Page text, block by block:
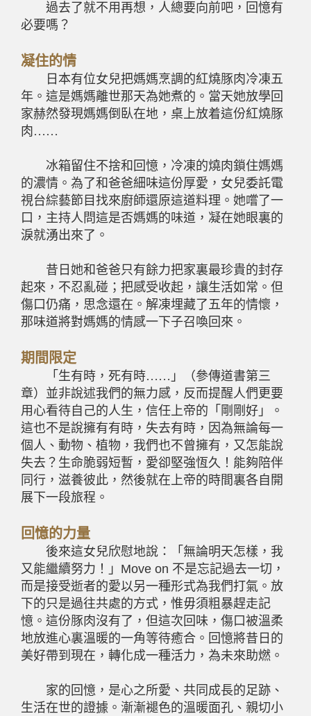
過去了就不用再想，人總要向前吧，回憶有
必要嗎？
凝住的情
日本有位女兒把媽媽烹調的紅燒豚肉冷凍五
年。這是媽媽離世那天為她煮的。當天她放學回
家赫然發現媽媽倒臥在地，桌上放着這份紅燒豚
肉 ……
冰箱留住不捨和回憶，冷凍的燒肉鎖住媽媽
的濃情。為了和爸爸細味這份厚愛，女兒委託電
視台綜藝節目找來廚師還原這道料理。她嚐了一
口，主持人問這是否媽媽的味道，凝在她眼裏的
淚就湧出來了。
昔日她和爸爸只有餘力把家裏最珍貴的封存
起來，不忍亂碰；把感受收起，讓生活如常。但
傷口仍痛，思念還在。解凍埋藏了五年的情懷，
那味道將對媽媽的情感一下子召喚回來。
期間限定
「生有時，死有時…… 」（參傳道書第三
章）並非說述我們的無力感，反而提醒人們更要
用心看待自己的人生，信任上帝的「剛剛好」。
這也不是說擁有有時，失去有時，因為無論每一
個人、動物、植物，我們也不曾擁有，又怎能說
失去？生命脆弱短暫，愛卻堅強恆久！能夠陪伴
同行，滋養彼此，然後就在上帝的時間裏各自開
展下一段旅程。
回憶的力量
後來這女兒欣慰地說：「無論明天怎樣，我
又能繼續努力！」 Move on 不是忘記過去一切，
而是接受逝者的愛以另一種形式為我們打氣。放
下的只是過往共處的方式，惟毋須粗暴趕走記
憶。這份豚肉沒有了，但這次回味，傷口被溫柔
地放進心裏溫暖的一角等待癒合。回憶將昔日的
美好帶到現在，轉化成一種活力，為未來助燃。
家的回憶，是心之所愛、共同成長的足跡、
生活在世的證據。漸漸褪色的溫暖面孔、親切小